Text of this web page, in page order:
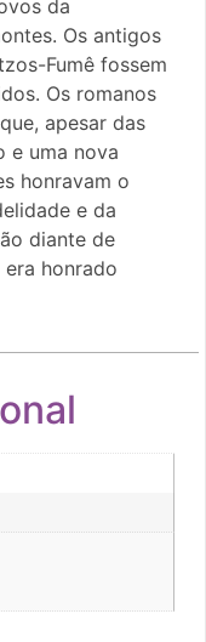
da
Os antigos
Fumê fossem
Os romanos
apesar das
e uma nova
honravam o
e da
diante de
honrado